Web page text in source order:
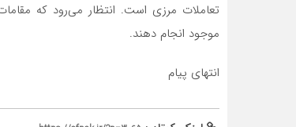
تعاملات مرزی است. انتظار می‌رود که
موجود انجام دهند.
انتهای پیام